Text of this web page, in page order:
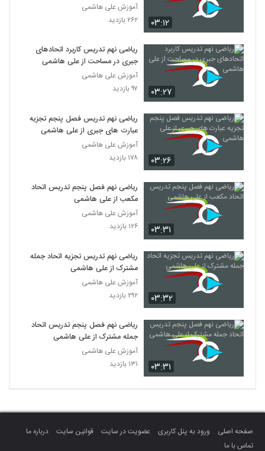
۰۳:۱۲
آموزش علی هاشمی
۲۶۲ بازدید
۰۳:۲۷
ریاضی نهم تدریس کاربرد اتحادهای
جبری در مساحت از علی هاشمی
آموزش علی هاشمی
۹۷ بازدید
۰۳:۲۶
ریاضی نهم تدریس فصل پنجم تجزیه
عبارت های جبری از علی هاشمی
آموزش علی هاشمی
۱۷۸ بازدید
۰۳:۳۱
ریاضی نهم فصل پنجم تدریس اتحاد
مکعب از علی هاشمی
آموزش علی هاشمی
۱۲۶ بازدید
۰۳:۳۲
ریاضی نهم تدریس تجزیه اتحاد جمله
مشترک از علی هاشمی
آموزش علی هاشمی
۲۹۲ بازدید
۰۳:۳۱
ریاضی نهم فصل پنجم تدریس اتحاد
جمله مشترک از علی هاشمی
آموزش علی هاشمی
۱۳۱ بازدید
صفحه اصلی ورود به پنل کاربری عضویت در سایت قوانین سایت
درباره ما
تماس با ما